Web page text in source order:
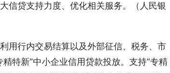
信贷支持力度、优化相关服务。（人民银
用行内交易结算以及外部征信、税务、市
特新”中小企业信用贷款投放。支持“专精